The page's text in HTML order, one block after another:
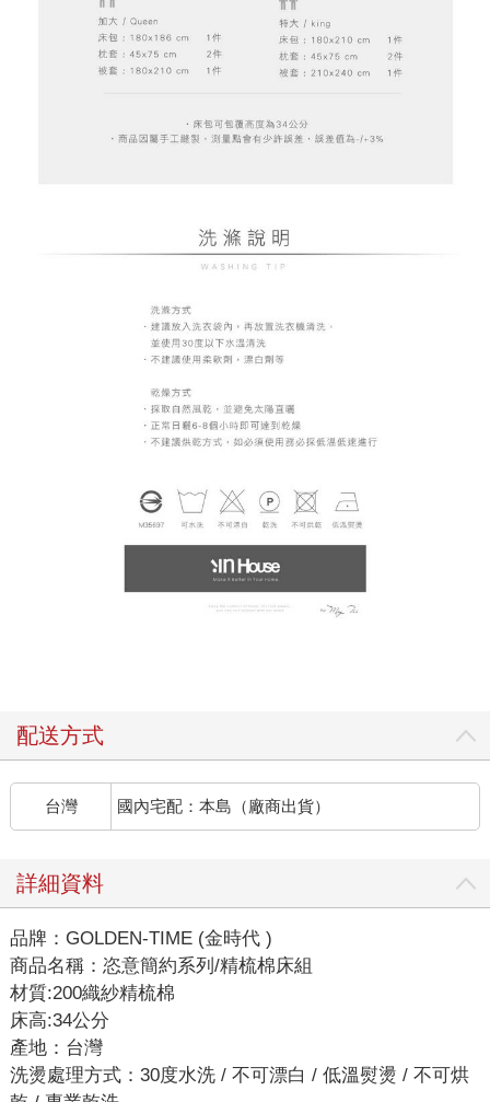
配送方式
台灣 國內宅配：本島（廠商出貨）
詳細資料
品牌：GOLDEN-TIME (金時代 )
商品名稱：恣意簡約系列/精梳棉床組
材質:200織紗精梳棉
床高:34公分
產地：台灣
洗燙處理方式：30度水洗 / 不可漂白 / 低溫熨燙 / 不可烘